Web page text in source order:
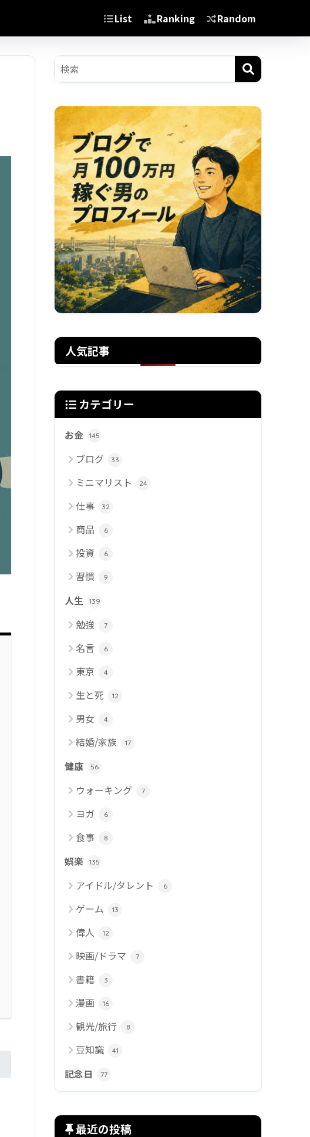
List Ranking Random
人気記事
カテゴリー
お金 145
ブログ 33
ミニマリスト 24
仕事 32
商品 6
投資 6
習慣 9
人生 139
勉強 7
名言 6
東京 4
生と死 12
男女 4
結婚/家族 17
健康 56
ウォーキング 7
ヨガ 6
食事 8
娯楽 135
アイドル/タレント 6
ゲーム 13
偉人 12
映画/ドラマ 7
書籍 3
漫画 16
観光/旅行 8
豆知識 41
記念日 77
最近の投稿